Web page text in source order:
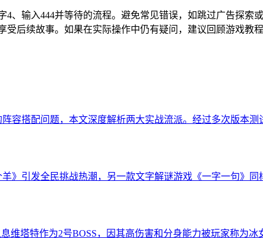
、输入444并等待的流程。避免常见错误，如跳过广告探索
后续故事。如果在实际操作中仍有疑问，建议回顾游戏教
容搭配问题，本文深度解析两大实战流派。经过多次版本
》引发全民挑战热潮，另一款文字解谜游戏《一字一句》同
维塔特作为2号BOSS，因其高伤害和分身能力被玩家称为